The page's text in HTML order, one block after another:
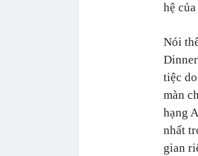
hệ
Nói
tiệc
màn
hạng
nhất
gian